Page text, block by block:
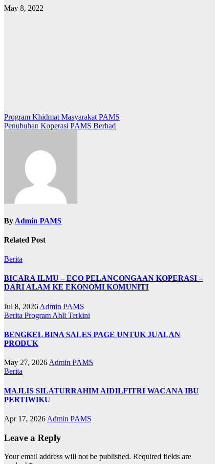
May 8, 2022
Post
navigation
Program Khidmat Masyarakat PAMS
Penubuhan Koperasi PAMS Berhad
By Admin PAMS
Related Post
Berita
BICARA ILMU – ECO PELANCONGAAN KOPERASI –
DARI ALAM KE EKONOMI KOMUNITI
Jul 8, 2026 Admin PAMS
Berita Program Ahli Terkini
BENGKEL BINA SALES PAGE UNTUK JUALAN
PRODUK
May 27, 2026 Admin PAMS
Berita
MAJLIS SILATURRAHIM AIDILFITRI WACANA IBU
PERTIWIKU
Apr 17, 2026 Admin PAMS
Leave a Reply
Your email address will not be published. Required fields are